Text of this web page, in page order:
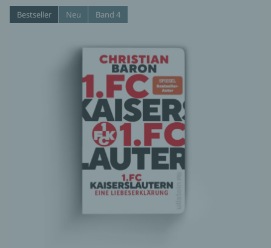
Bestseller Neu Band 4